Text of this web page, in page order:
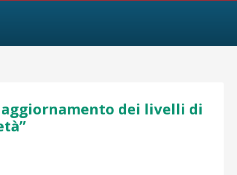
aggiornamento dei livelli di